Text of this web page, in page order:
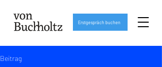
Erstgespräch buchen
Beitrag